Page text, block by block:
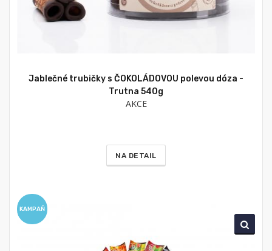
Jablečné trubičky s ČOKOLÁDOVOU polevou dóza -
Trutna 540g
AKCE
NA DETAIL
KAMPAŇ